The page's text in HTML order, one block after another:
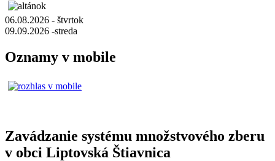
06.08.2026 - štvrtok
09.09.2026 -streda
Oznamy v mobile
Zavádzanie systému množstvového zberu
v obci Liptovská Štiavnica